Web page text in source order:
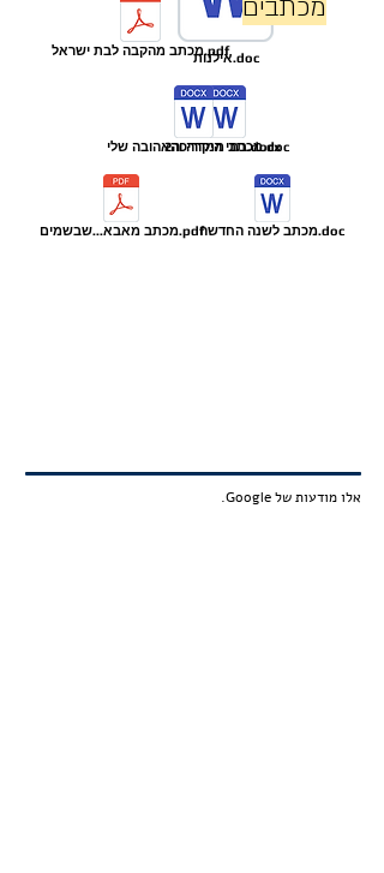
אילנות.doc
מכתב ממדריכה2.doc
מכתב מהקבה לבת ישראל.pdf
מכתבים
בתי היקרה והאהובה שלי.docx
מכתב מאבא...שבשמים.pdf מכתב לשנה החדשה.doc
אלו מודעות של Google.